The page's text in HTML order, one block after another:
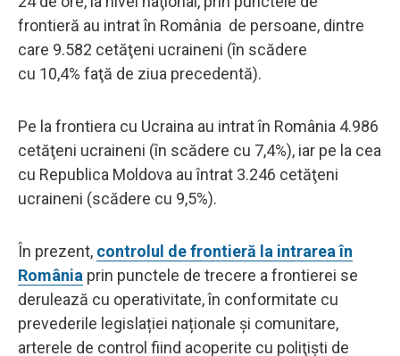
frontieră au intrat în România de persoane, dintre
care 9.582 cetăţeni ucraineni (în scădere
cu 10,4% faţă de ziua precedentă).
Pe la frontiera cu Ucraina au intrat în România 4.986
cetăţeni ucraineni (în scădere cu 7,4%), iar pe la cea
cu Republica Moldova au întrat 3.246 cetăţeni
ucraineni (scădere cu 9,5%).
În prezent, controlul de frontieră la intrarea în
România prin punctele de trecere a frontierei se
derulează cu operativitate, în conformitate cu
prevederile legislației naționale și comunitare,
arterele de control fiind acoperite cu poliţişti de